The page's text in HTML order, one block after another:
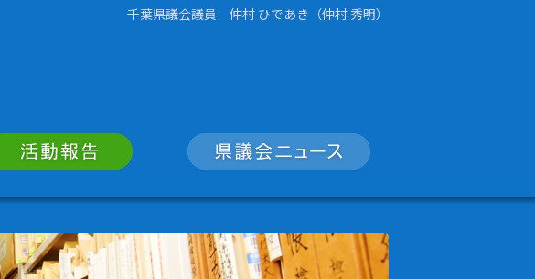
千葉県議会議員 仲村 ひであき（仲村 秀明）